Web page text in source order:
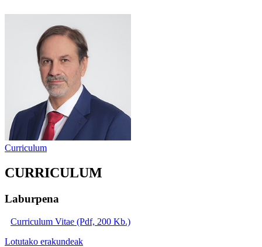
Curriculum
CURRICULUM
Laburpena
Curriculum Vitae (Pdf, 200 Kb.)
Lotutako erakundeak